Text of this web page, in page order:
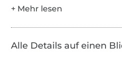
Das PDF selbst kannst du
Alle Details auf einen